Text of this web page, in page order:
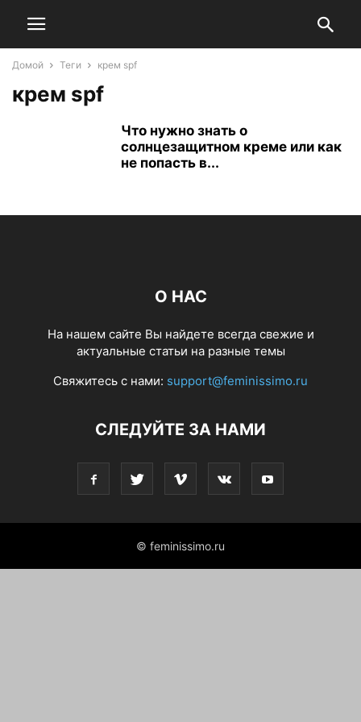
Домой Теги крем spf
крем spf
Что нужно знать о
солнцезащитном креме или как
не попасть в...
О НАС
На нашем сайте Вы найдете всегда свежие и
актуальные статьи на разные темы
Свяжитесь с нами: support@feminissimo.ru
СЛЕДУЙТЕ ЗА НАМИ
© feminissimo.ru